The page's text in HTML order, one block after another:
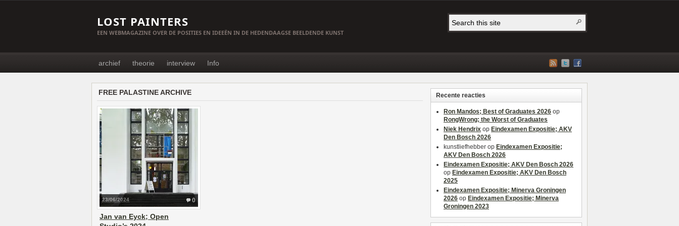
LOST PAINTERS
EEN WEBMAGAZINE OVER DE POSITIES EN IDEEËN IN DE HEDENDAAGSE BEELDENDE KUNST
archief theorie interview Info
FREE PALASTINE ARCHIVE
0
23/06/2024
Jan van Eyck; Open
Recente reacties
Ron Mandos; Best of Graduates 2026 op
RongWrong; the Worst of Graduates
Niek Hendrix op Eindexamen Expositie; AKV
Den Bosch 2026
kunstliefhebber op Eindexamen Expositie;
AKV Den Bosch 2026
Eindexamen Expositie; AKV Den Bosch 2026
op Eindexamen Expositie; AKV Den Bosch
2025
Eindexamen Expositie; Minerva Groningen
2026 op Eindexamen Expositie; Minerva
Groningen 2023